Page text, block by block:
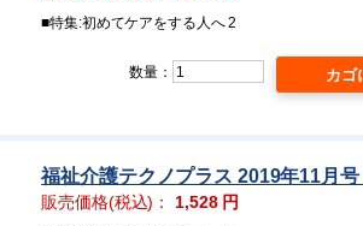
■特集:初めてケアをする人へ 2
数量：
福祉介護テクノプラス 2019年11月号
販売価格(税込)： 1,528円